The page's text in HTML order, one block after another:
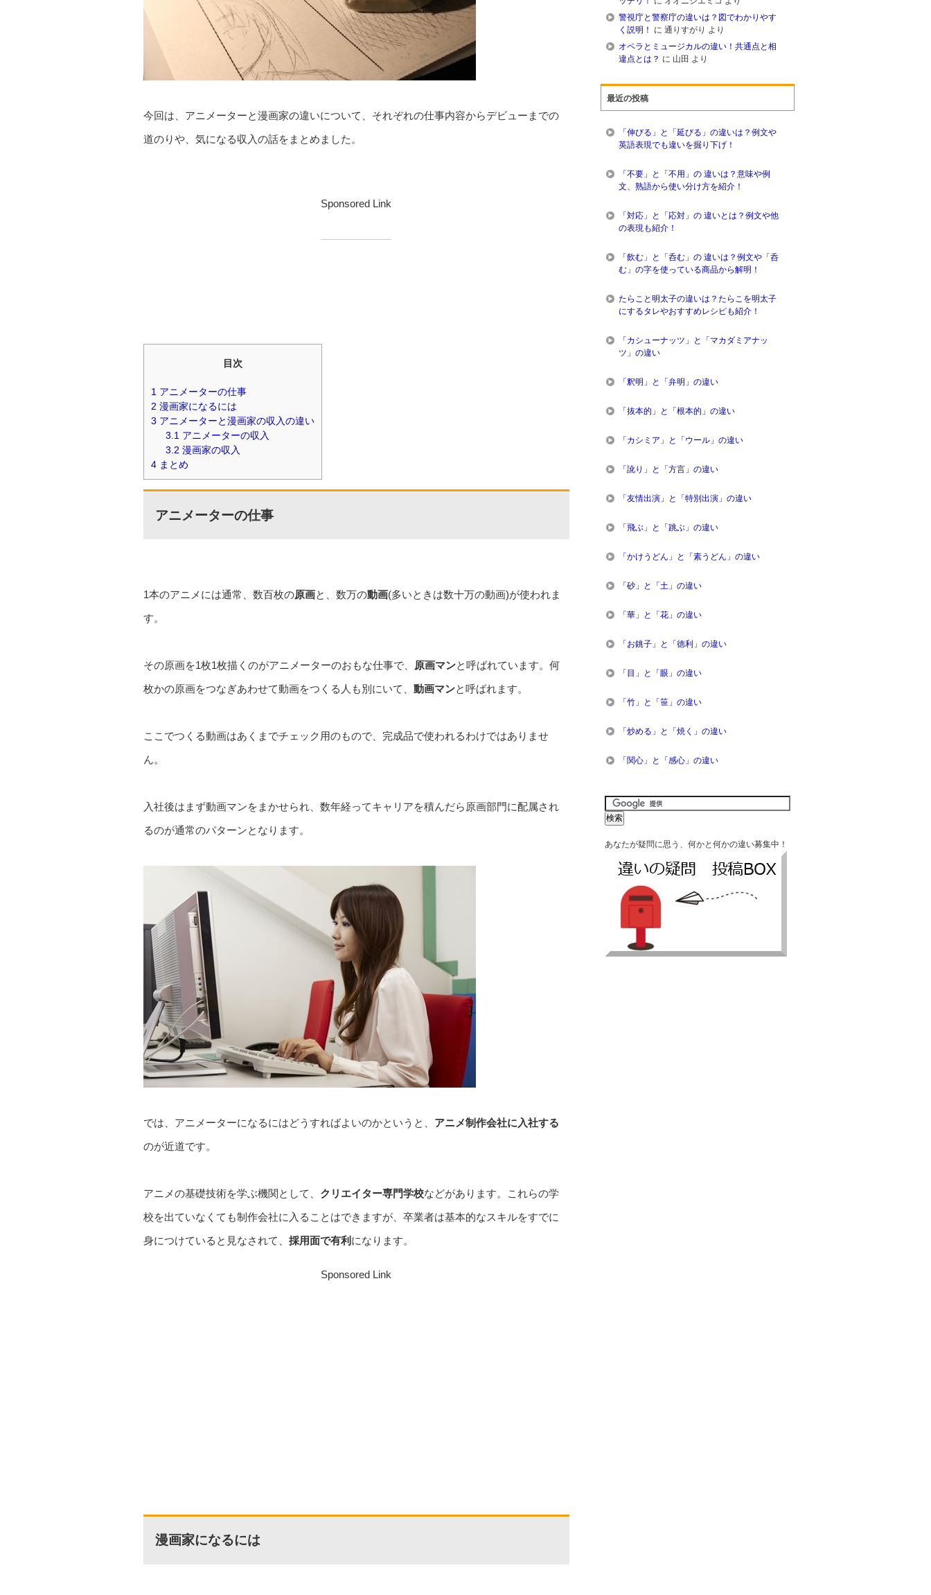
今回は、アニメーターと漫画家の違いについて、それぞれの仕事内容からデビューまでの
道のりや、気になる収入の話をまとめました。
Sponsored Link
目次
1 アニメーターの仕事
2 漫画家になるには
3 アニメーターと漫画家の収入の違い
3.1 アニメーターの収入
3.2 漫画家の収入
4 まとめ
アニメーターの仕事
1本のアニメには通常、数百枚の原画と、数万の動画(多いときは数十万の動画)が使われま
す。
その原画を1枚1枚描くのがアニメーターのおもな仕事で、 原画マンと呼ばれています。何
枚かの原画をつなぎあわせて動画をつくる人も別にいて、 動画マンと呼ばれます。
ここでつくる動画はあくまでチェック用のもので、完成品で使われるわけではありませ
ん。
入社後はまず動画マンをまかせられ、数年経ってキャリアを積んだら原画部門に配属され
るのが通常のパターンとなります。
では、アニメーターになるにはどうすればよいのかというと、 アニメ制作会社に入社する
のが近道です。
アニメの基礎技術を学ぶ機関として、 クリエイター専門学校などがあります。これらの学
校を出ていなくても制作会社に入ることはできますが、卒業者は基本的なスキルをすでに
身につけていると見なされて、 採用面で有利 になります。
Sponsored Link
漫画家になるには
警視庁と警察庁の違いは？図でわかりやす
く説明！
に 通りすがり より
オペラとミュージカルの違い！共通点と相
違点とは？ に 山田 より
最近の投稿
「伸びる」と「延びる」の違いは？例文や
英語表現でも違いを掘り下げ！
「不要」と「不用」の 違いは？意味や例
文、熟語から使い分け方を紹介！
「対応」と「応対」の 違いとは？例文や他
の表現も紹介！
「飲む」と「呑む」の 違いは？例文や「呑
む」の字を使っている商品から解明！
たらこと明太子の違いは？たらこを明太子
にするタレやおすすめレシピも紹介！
「カシューナッツ」と「マカダミアナッ
ツ」の違い
「釈明」と「弁明」の違い
「抜本的」と「根本的」の違い
「カシミア」と「ウール」の違い
「訛り」と「方言」の違い
「友情出演」と「特別出演」の違い
「飛ぶ」と「跳ぶ」の違い
「かけうどん」と「素うどん」の違い
「砂」と「土」の違い
「華」と「花」の違い
「お銚子」と「徳利」の違い
「目」と「眼」の違い
「竹」と「笹」の違い
「炒める」と「焼く」の違い
「関心」と「感心」の違い
あなたが疑問に思う、何かと何かの違い募集中！